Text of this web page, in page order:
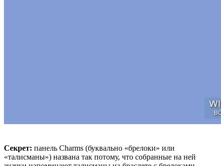
Секрет: панель Charms (буквально «брелоки» или
«талисманы») названа так потому, что собранные на ней